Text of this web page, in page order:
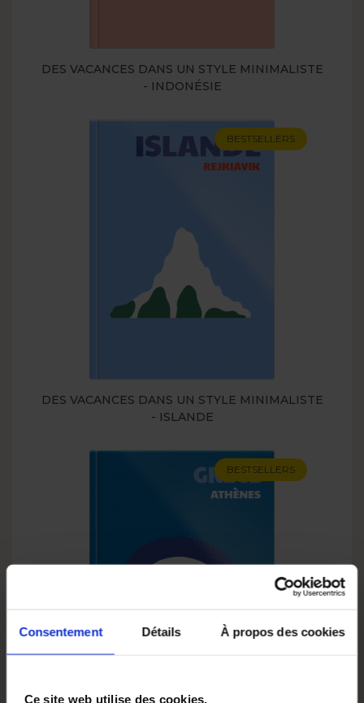
Consentement Détails À propos des cookies
Ce site web utilise des cookies.
DES VACANCES DANS UN STYLE MINIMALISTE
- INDONÉSIE
DES VACANCES DANS UN STYLE MINIMALISTE
- ISLANDE
BESTSELLERS
BESTSELLERS